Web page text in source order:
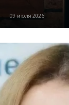
09 июля 2026